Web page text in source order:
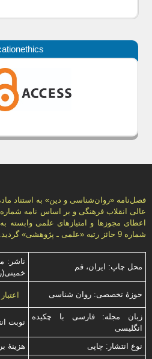
اعطای مجوزها و امتيازهای علمی وابسته
شماره 9 حائز رتبه «علمی ـ پژوهشی» گرديد.
محل چاپ: ایران، قم
ناشر:
حوزۀ تخصصی: روان شناسی
زبان مجله: فارسی با چكیده
انگلیسی
نوبت
نوع انتشار: چاپی
هزینۀ